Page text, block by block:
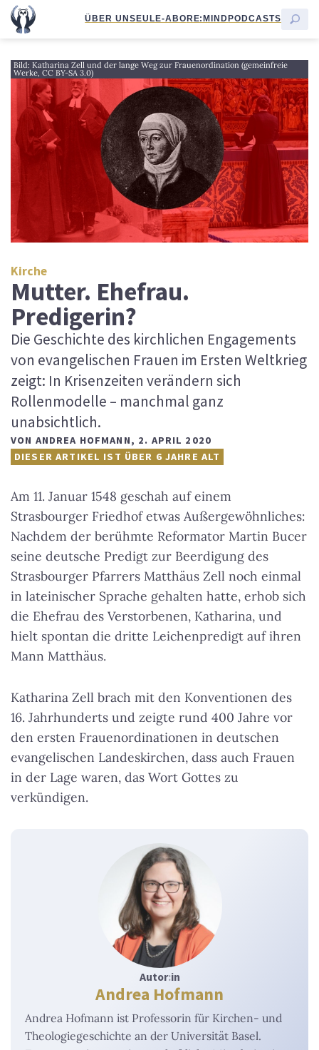
ÜBER UNSEULE-ABORE:MINDPODCASTS
Bild: Katharina Zell und der lange Weg zur Frauenordination (gemeinfreie
Werke, CC BY-SA 3.0)
Kirche
Mutter. Ehefrau.
Predigerin?
Die Geschichte des kirchlichen Engagements
von evangelischen Frauen im Ersten Weltkrieg
zeigt: In Krisenzeiten verändern sich
Rollenmodelle – manchmal ganz
unabsichtlich.
VON ANDREA HOFMANN, 2. APRIL 2020
DIESER ARTIKEL IST ÜBER 6 JAHRE ALT
Am 11. Januar 1548 geschah auf einem
Strasbourger Friedhof etwas Außergewöhnliches:
Nachdem der berühmte Reformator Martin Bucer
seine deutsche Predigt zur Beerdigung des
Strasbourger Pfarrers Matthäus Zell noch einmal
in lateinischer Sprache gehalten hatte, erhob sich
die Ehefrau des Verstorbenen, Katharina, und
hielt spontan die dritte Leichenpredigt auf ihren
Mann Matthäus.
Katharina Zell brach mit den Konventionen des
16. Jahrhunderts und zeigte rund 400 Jahre vor
den ersten Frauenordinationen in deutschen
evangelischen Landeskirchen, dass auch Frauen
in der Lage waren, das Wort Gottes zu
verkündigen.
Autor:in
Andrea Hofmann
Andrea Hofmann ist Professorin für Kirchen- und
Theologiegeschichte an der Universität Basel.